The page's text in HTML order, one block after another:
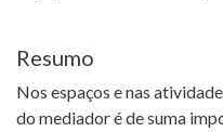
Resumo
Nos espaços e nas
do mediador é de suma